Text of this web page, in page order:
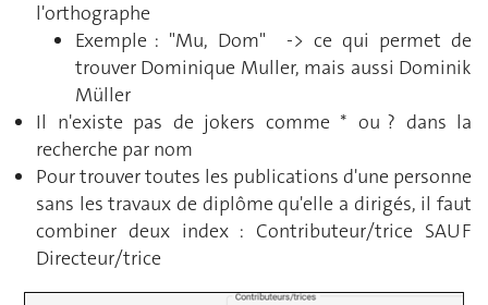
l'orthographe
Exemple : "Mu, Dom" -> ce qui permet de
trouver Dominique Muller, mais aussi Dominik
Müller
Il n'existe pas de jokers comme * ou ? dans la
recherche par nom
Pour trouver toutes les publications d'une personne
sans les travaux de diplôme qu'elle a dirigés, il faut
combiner deux index : Contributeur/trice SAUF
Directeur/trice